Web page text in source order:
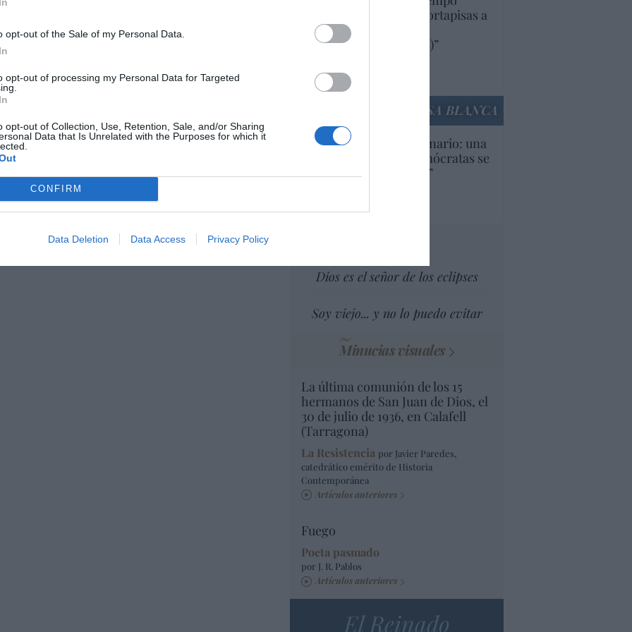
opt-out of the Sale of my Personal Data.
opt-out of processing my Personal Data for Targeted
opt-out of Collection, Use, Retention, Sale, and/or Sharing
Data that Is Unrelated with the Purposes for which it
CONFIRM
Data Deletion Data Access Privacy Policy
Comienza el diálogo entre chavismo y
Corina
logro del ministro Puente: los usuarios de
velocidad caen un 15,5% hasta junio
07/08/26 12:37
en la muy ‘woke’ ciudad de
destrozan una imagen de la Virgen
poniendo aranceles y cortapisas a
productos y compañías
americanas (y europeas)”
Artículos anteriores
LA CASA BLANCA
EEUU. Inquietante escenario: una
tercera parte de los demócratas se
define como “socialista”
Dios es el señor de los eclipses
Soy viejo... y no lo puedo evitar
Minucias visuales
La última comunión de los 15
hermanos de San Juan de Dios, el
30 de julio de 1936, en Calafell
(Tarragona)
La Resistencia por Javier Paredes,
catedrático emérito de Historia
Contemporánea
Artículos anteriores
Fuego
Poeta pasmado
por J. R. Pablos
Artículos anteriores
El Reinado